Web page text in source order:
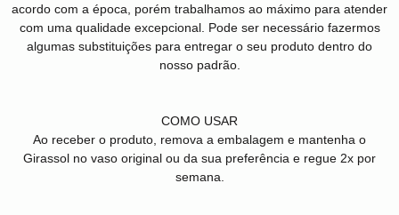
acordo com a época, porém trabalhamos ao máximo para atender
com uma qualidade excepcional. Pode ser necessário fazermos
algumas substituições para entregar o seu produto dentro do
nosso padrão.
COMO USAR
Ao receber o produto, remova a embalagem e mantenha o
Girassol no vaso original ou da sua preferência e regue 2x por
semana.